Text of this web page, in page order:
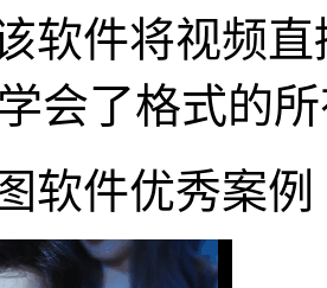
软件将视频
会了格式的
软件优秀案例